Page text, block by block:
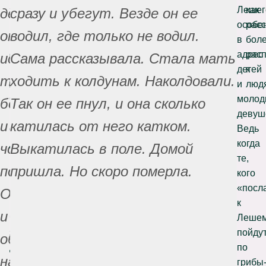
дедушка,
он
испугался
тех
боровух
и
чокнулся
потом.
Она
и
обнимать
начнет,
заблудиться
взял
себе
жены.
Они
ему
детей,
хозяйство.
Иногда
злые
духи
могли
сразу и убегут. Везде он ее
водил, где только не водил.
Сама рассказывала. Стала мать
ходить к колдунам. Наколдовали.
Так он ее пнул, и она сколько
катилась от него катком.
Выкатилась в поле. Домой
пришла. Но скоро померла.
в
адрес
детей
и
Ведь
когда
те,
кого
к
по
грибы-
как
к